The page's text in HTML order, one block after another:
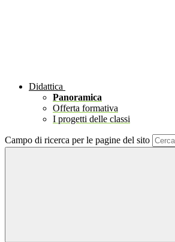
Didattica
Panoramica
Offerta formativa
I progetti delle classi
Campo di ricerca per le pagine del sito